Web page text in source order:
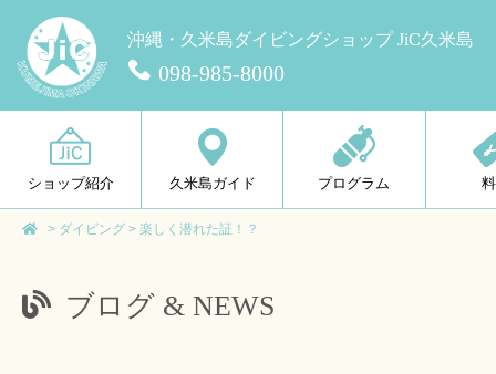
沖縄・久米島ダイビングショップ JiC久米島
098-985-8000
ショップ紹介 久米島ガイド プログラム
> ダイビング > 楽しく潜れた証！？
ブログ & NEWS